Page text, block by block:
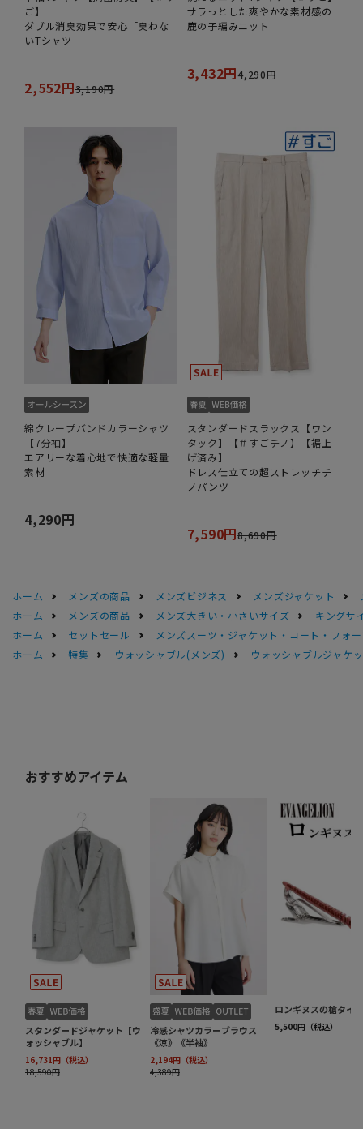
ご】
ダブル消臭効果で安心「臭わな
いTシャツ」
2,552円3,190円
サラっとした爽やかな素材感の
鹿の子編みニット
3,432円4,290円
綿クレープバンドカラーシャツ
【7分袖】
エアリーな着心地で快適な軽量
素材
4,290円
スタンダードスラックス【ワン
タック】【＃すごチノ】【裾上
げ済み】
ドレス仕立ての超ストレッチチ
ノパンツ
7,590円8,690円
ホーム メンズの商品 メンズビジネス メンズジャケット
ホーム
メンズの商品 メンズ大きい・小さいサイズ
キングサ
ホーム
セットセール
メンズスーツ・ジャケット・コート・フォ
ホーム
特集 ウォッシャブル(メンズ) ウォッシャブルジャケ